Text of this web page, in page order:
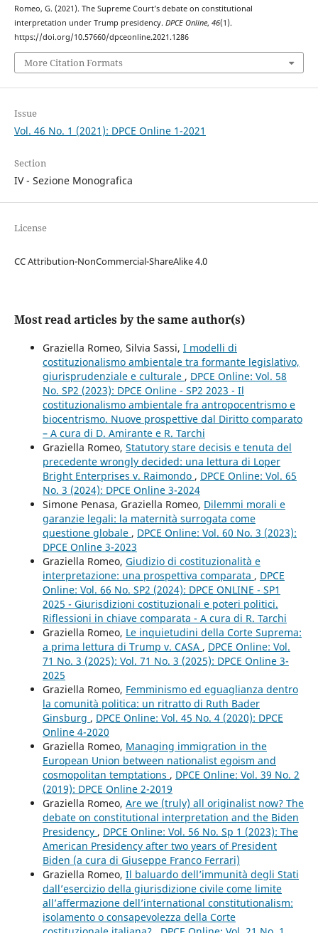
Romeo, G. (2021). The Supreme Court’s debate on constitutional
interpretation under Trump presidency. DPCE Online, 46(1).
https://doi.org/10.57660/dpceonline.2021.1286
More Citation Formats
Issue
Vol. 46 No. 1 (2021): DPCE Online 1-2021
Section
IV - Sezione Monografica
License
CC Attribution-NonCommercial-ShareAlike 4.0
Most read articles by the same author(s)
Graziella Romeo, Silvia Sassi, I modelli di
costituzionalismo ambientale tra formante legislativo,
giurisprudenziale e culturale , DPCE Online: Vol. 58
No. SP2 (2023): DPCE Online - SP2 2023 - Il
costituzionalismo ambientale fra antropocentrismo e
biocentrismo. Nuove prospettive dal Diritto comparato
– A cura di D. Amirante e R. Tarchi
Graziella Romeo, Statutory stare decisis e tenuta del
precedente wrongly decided: una lettura di Loper
Bright Enterprises v. Raimondo , DPCE Online: Vol. 65
No. 3 (2024): DPCE Online 3-2024
Simone Penasa, Graziella Romeo, Dilemmi morali e
garanzie legali: la maternità surrogata come
questione globale , DPCE Online: Vol. 60 No. 3 (2023):
DPCE Online 3-2023
Graziella Romeo, Giudizio di costituzionalità e
interpretazione: una prospettiva comparata , DPCE
Online: Vol. 66 No. SP2 (2024): DPCE ONLINE - SP1
2025 - Giurisdizioni costituzionali e poteri politici.
Riflessioni in chiave comparata - A cura di R. Tarchi
Graziella Romeo, Le inquietudini della Corte Suprema:
a prima lettura di Trump v. CASA , DPCE Online: Vol.
71 No. 3 (2025): Vol. 71 No. 3 (2025): DPCE Online 3-
2025
Graziella Romeo, Femminismo ed eguaglianza dentro
la comunità politica: un ritratto di Ruth Bader
Ginsburg , DPCE Online: Vol. 45 No. 4 (2020): DPCE
Online 4-2020
Graziella Romeo, Managing immigration in the
European Union between nationalist egoism and
cosmopolitan temptations , DPCE Online: Vol. 39 No. 2
(2019): DPCE Online 2-2019
Graziella Romeo, Are we (truly) all originalist now? The
debate on constitutional interpretation and the Biden
Presidency , DPCE Online: Vol. 56 No. Sp 1 (2023): The
American Presidency after two years of President
Biden (a cura di Giuseppe Franco Ferrari)
Graziella Romeo, Il baluardo dell’immunità degli Stati
dall’esercizio della giurisdizione civile come limite
all’affermazione dell’international constitutionalism:
isolamento o consapevolezza della Corte